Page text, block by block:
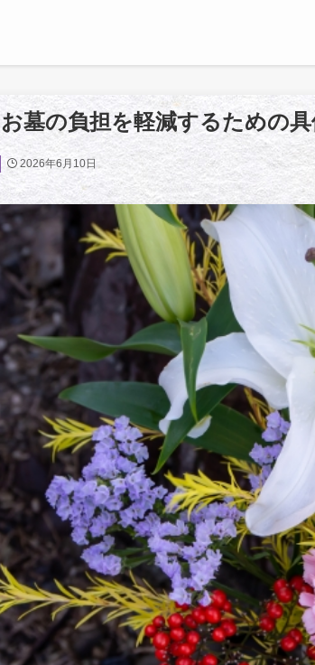
お墓の負担を軽減するための
2026年6月10日